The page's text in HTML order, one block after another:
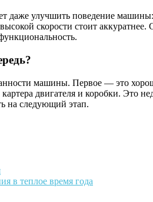
улучшить поведение
скорости стоит
машины. Первое — это
двигателя и коробки. Это
на следующий этап.
в теплое время года